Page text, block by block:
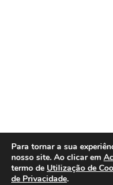
Para tornar a sua
nosso site. Ao clicar em
termo de Utilização de
de Privacidade.